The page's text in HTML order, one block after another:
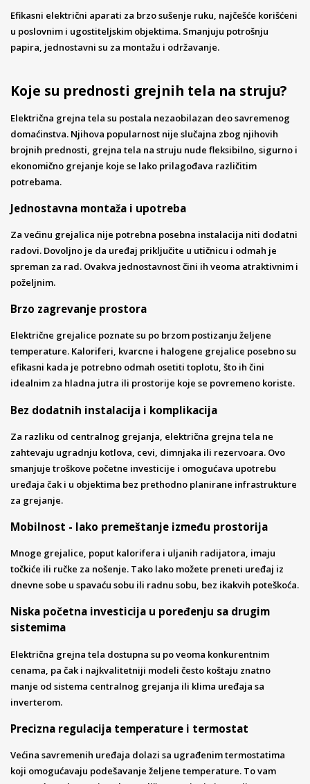
Efikasni električni aparati za brzo sušenje ruku, najčešće korišćeni
u poslovnim i ugostiteljskim objektima. Smanjuju potrošnju
papira, jednostavni su za montažu i održavanje.
Koje su prednosti grejnih tela na struju?
Električna grejna tela su postala nezaobilazan deo savremenog
domaćinstva. Njihova popularnost nije slučajna zbog njihovih
brojnih prednosti, grejna tela na struju nude fleksibilno, sigurno i
ekonomično grejanje koje se lako prilagođava različitim
potrebama.
Jednostavna montaža i upotreba
Za većinu grejalica nije potrebna posebna instalacija niti dodatni
radovi. Dovoljno je da uređaj priključite u utičnicu i odmah je
spreman za rad. Ovakva jednostavnost čini ih veoma atraktivnim i
poželjnim.
Brzo zagrevanje prostora
Električne grejalice poznate su po brzom postizanju željene
temperature. Kaloriferi, kvarcne i halogene grejalice posebno su
efikasni kada je potrebno odmah osetiti toplotu, što ih čini
idealnim za hladna jutra ili prostorije koje se povremeno koriste.
Bez dodatnih instalacija i komplikacija
Za razliku od centralnog grejanja, električna grejna tela ne
zahtevaju ugradnju kotlova, cevi, dimnjaka ili rezervoara. Ovo
smanjuje troškove početne investicije i omogućava upotrebu
uređaja čak i u objektima bez prethodno planirane infrastrukture
za grejanje.
Mobilnost - lako premeštanje između prostorija
Mnoge grejalice, poput kalorifera i uljanih radijatora, imaju
točkiće ili ručke za nošenje. Tako lako možete preneti uređaj iz
dnevne sobe u spavaću sobu ili radnu sobu, bez ikakvih poteškoća.
Niska početna investicija u poređenju sa drugim
sistemima
Električna grejna tela dostupna su po veoma konkurentnim
cenama, pa čak i najkvalitetniji modeli često koštaju znatno
manje od sistema centralnog grejanja ili klima uređaja sa
inverterom.
Precizna regulacija temperature i termostat
Većina savremenih uređaja dolazi sa ugrađenim termostatima
koji omogućavaju podešavanje željene temperature. To vam